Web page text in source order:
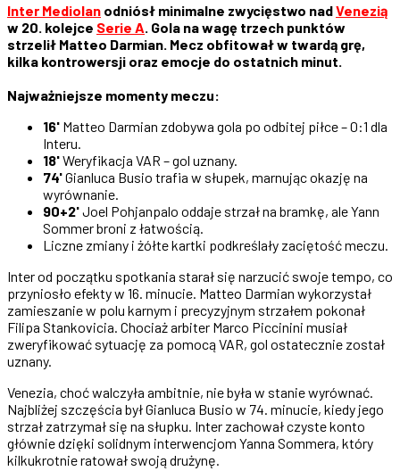
Inter Mediolan odniósł minimalne zwycięstwo nadVenezią
w 20. kolejce Serie A. Gola na wagę trzech punktów
strzelił Matteo Darmian. Mecz obfitował w twardą grę,
kilka kontrowersji oraz emocje do ostatnich minut.
Najważniejsze momenty meczu:
16' Matteo Darmian zdobywa gola po odbitej piłce – 0:1 dla
Interu.
18'Weryfikacja VAR – gol uznany.
74'Gianluca Busio trafia w słupek, marnując okazję na
wyrównanie.
90+2'Joel Pohjanpalo oddaje strzał na bramkę, ale Yann
Sommer broni z łatwością.
Liczne zmiany i żółte kartki podkreślały zaciętość meczu.
Inter od początku spotkania starał się narzucić swoje tempo, co
przyniosło efekty w 16. minucie. Matteo Darmian wykorzystał
zamieszanie w polu karnym i precyzyjnym strzałem pokonał
Filipa Stankovicia. Chociaż arbiter Marco Piccinini musiał
zweryfikować sytuację za pomocą VAR, gol ostatecznie został
uznany.
Venezia, choć walczyła ambitnie, nie była w stanie wyrównać.
Najbliżej szczęścia był Gianluca Busio w 74. minucie, kiedy jego
strzał zatrzymał się na słupku. Inter zachował czyste konto
głównie dzięki solidnym interwencjom Yanna Sommera, który
kilkukrotnie ratował swoją drużynę.